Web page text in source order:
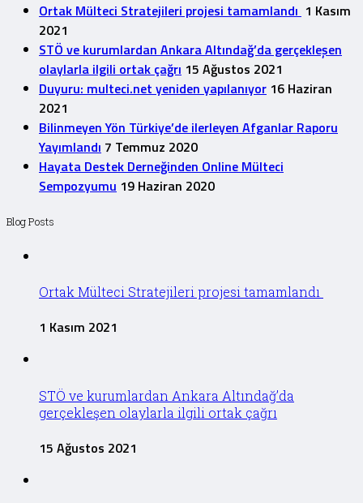
Ortak Mülteci Stratejileri projesi tamamlandı 1 Kasım
2021
STÖ ve kurumlardan Ankara Altındağ’da gerçekleşen
olaylarla ilgili ortak çağrı 15 Ağustos 2021
Duyuru: multeci.net yeniden yapılanıyor 16 Haziran
2021
Bilinmeyen Yön Türkiye’de ilerleyen Afganlar Raporu
Yayımlandı 7 Temmuz 2020
Hayata Destek Derneğinden Online Mülteci
Sempozyumu 19 Haziran 2020
Blog Posts
Ortak Mülteci Stratejileri projesi tamamlandı
1 Kasım 2021
STÖ ve kurumlardan Ankara Altındağ’da
gerçekleşen olaylarla ilgili ortak çağrı
15 Ağustos 2021